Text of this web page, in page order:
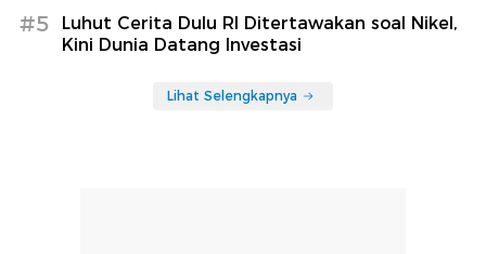
#5
Luhut Cerita Dulu RI Ditertawakan soal Nikel,
Kini Dunia Datang Investasi
Lihat Selengkapnya